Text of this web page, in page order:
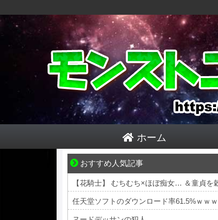
ホーム
おすすめ人気記事
結婚生活の「当たり前」が壊れる瞬間
【花騎士】 むちむち×ほぼ痴女… ＆童貞を
任天堂ソフトのダウンロード率61.5%ｗｗｗ